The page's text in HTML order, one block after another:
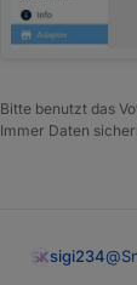
Bitte benutzt das
Immer Daten
sigi234@